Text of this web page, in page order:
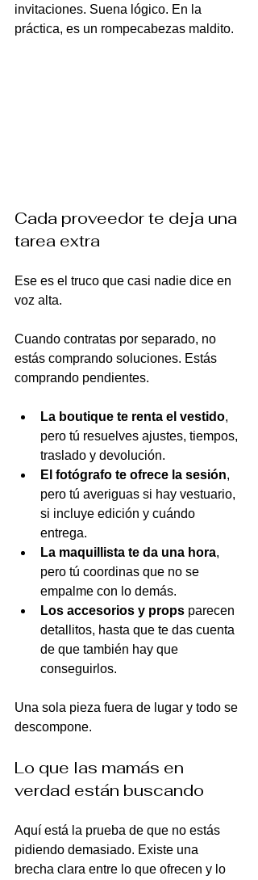
invitaciones. Suena lógico. En la
práctica, es un rompecabezas maldito.
Cada proveedor te deja una
tarea extra
Ese es el truco que casi nadie dice en
voz alta.
Cuando contratas por separado, no
estás comprando soluciones. Estás
comprando pendientes.
La boutique te renta el vestido,
pero tú resuelves ajustes, tiempos,
traslado y devolución.
El fotógrafo te ofrece la sesión,
pero tú averiguas si hay vestuario,
si incluye edición y cuándo
entrega.
La maquillista te da una hora,
pero tú coordinas que no se
empalme con lo demás.
Los accesorios y props parecen
detallitos, hasta que te das cuenta
de que también hay que
conseguirlos.
Una sola pieza fuera de lugar y todo se
descompone.
Lo que las mamás en
verdad están buscando
Aquí está la prueba de que no estás
pidiendo demasiado. Existe una
brecha clara entre lo que ofrecen y lo